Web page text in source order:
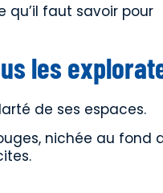
qu’il faut savoir pour
les
de ses espaces.
nichée au fond